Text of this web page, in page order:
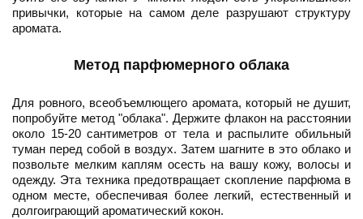
привычки, которые на самом деле разрушают структуру
аромата.
Метод парфюмерного облака
Для ровного, всеобъемлющего аромата, который не душит,
попробуйте метод "облака". Держите флакон на расстоянии
около 15-20 сантиметров от тела и распылите обильный
туман перед собой в воздух. Затем шагните в это облако и
позвольте мелким каплям осесть на вашу кожу, волосы и
одежду. Эта техника предотвращает скопление парфюма в
одном месте, обеспечивая более легкий, естественный и
долгоиграющий ароматический кокон.